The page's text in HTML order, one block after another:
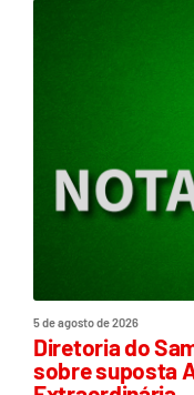
5 de agosto de 2026
Diretoria do
sobre suposta